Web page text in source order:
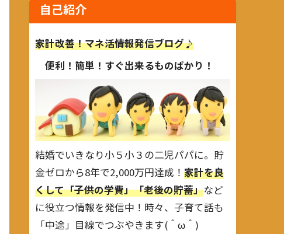
自己紹介
家計改善！マネ活情報発信ブログ♪
便利！簡単！すぐ出来るものばかり！
結婚でいきなり小５小３の二児パパに。貯
金ゼロから8年で2,000万円達成！ 家計を良
くして「子供の学費」「老後の貯蓄」など
に役立つ情報を発信中！時々、子育て話も
「中途」目線でつぶやきます(＾ω＾)